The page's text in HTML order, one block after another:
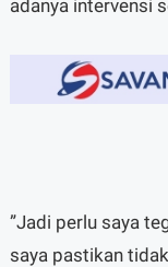
adanya intervensi
”Jadi perlu saya
saya pastikan